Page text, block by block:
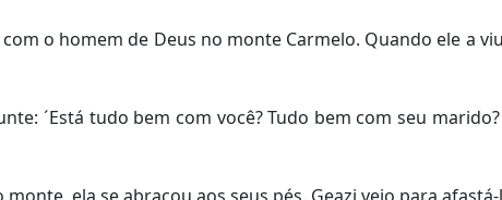
o homem de Deus no monte Carmelo. Quando ele a
´Está tudo bem com você? Tudo bem com seu